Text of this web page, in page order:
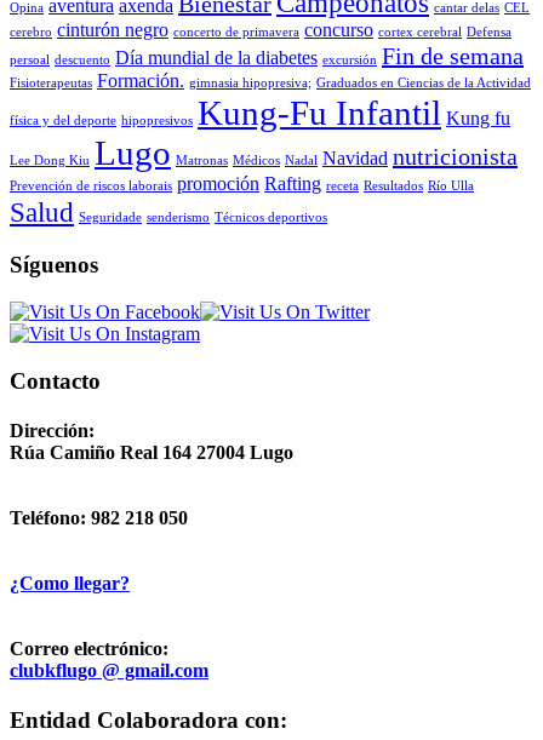
Opina aventura axenda cantar delas CEL
cerebro cinturón negro concerto de primavera concurso cortex cerebral Defensa
persoal descuento Día mundial de la diabetes excursión Fin de semana
Fisioterapeutas Formación. gimnasia hipopresiva; Graduados en Ciencias de la Actividad
física y del deporte hipopresivos Kung-Fu Infantil Kung fu
Lee Dong Kiu Lugo Matronas Médicos Nadal Navidad nutricionista
Prevención de riscos laborais promoción Rafting receta Resultados Río Ulla
Salud Seguridade senderismo Técnicos deportivos
Síguenos
Contacto
Dirección:
Rúa Camiño Real 164 27004 Lugo
Teléfono: 982 218 050
¿Como llegar?
Correo electrónico:
clubkflugo @ gmail.com
Entidad Colaboradora con: